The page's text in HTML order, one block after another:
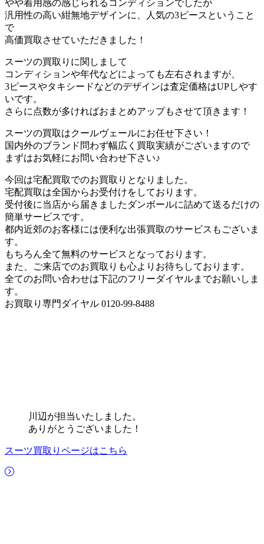
やや着用感の感じられるコンディションでしたが
汎用性の高い紺無地デザインに、人気の3ピースということ
で
高価買取させていただきました！
スーツの買取りに関しまして
コンディションや年代などによっても左右されますが、
3ピースやタキシードなどのデザインは査定価格はUPしやす
いです。
さらに点数が多ければおまとめアップもさせて頂きます！
スーツの買取はクールヴェールにお任せ下さい！
国内外のブランド問わず幅広く買取実績がございますので
まずはお気軽にお問い合わせ下さい♪
今回は宅配買取でのお買取りとなりました。
宅配買取は全国からお受付けをしております。
受付後に当店から届きましたダンボールに詰めて送るだけの
簡単サービスです。
都内近郊のお客様には便利な出張買取のサービスもございま
す。
もちろん全て無料のサービスとなっております。
また、ご来店でのお買取りも心よりお待ちしております。
全てのお問い合わせは下記のフリーダイヤルまでお願いしま
す。
お買取り専門ダイヤル 0120-99-8488
川辺が担当いたしました。
ありがとうございました！
スーツ買取りページはこちら